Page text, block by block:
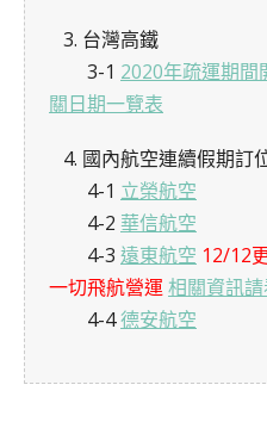
3. 台灣高鐵
3-1 2020年疏運期間
關日期一覽表
4. 國內航空連續假期訂
4-1 立榮航空
4-2 華信航空
4-3 遠東航空 12/12
一切飛航營運相關資訊
4-4德安航空